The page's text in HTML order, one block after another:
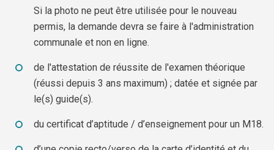
Si la photo ne peut être utilisée pour le nouveau
permis, la demande devra se faire à l'administration
communale et non en ligne.
de l'attestation de réussite de l'examen théorique
(réussi depuis 3 ans maximum) ; datée et signée par
le(s) guide(s).
du certificat d’aptitude / d’enseignement pour un M18.